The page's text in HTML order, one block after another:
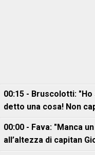
00:15 - Bruscolotti:
detto una cosa! Non
00:00 - Fava: "Manca
all’altezza di capitan